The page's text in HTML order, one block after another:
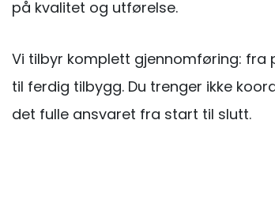
på kvalitet og utførelse.
Vi tilbyr komplett gjennomføring: fra
til ferdig tilbygg. Du trenger ikke
det fulle ansvaret fra start til slutt.